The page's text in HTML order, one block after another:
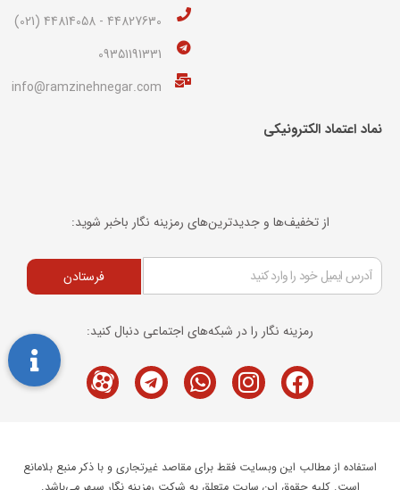
44827630 - 44814058 (021)
09351191331
info@ramzinehnegar.com
نماد اعتماد الکترونیکی​
از تخفیف‌ها و جدیدترین‌های رمزینه نگار باخبر شوید:
فرستادن
رمزینه نگار را در شبکه‌های اجتماعی دنبال کنید:
Facebook
Instagram
Whatsapp
Telegram
M-
icon-
استفاده از مطالب این وبسایت فقط برای مقاصد غیرتجاری و با ذکر منبع بلامانع